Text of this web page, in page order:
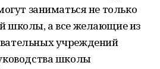
заниматься не только
школы, а все желающие из
учреждений
школы